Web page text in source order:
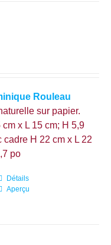
Rouleau
sur papier.
x L 15 cm; H 5,9
H 22 cm x L 22
po
Détails
Aperçu